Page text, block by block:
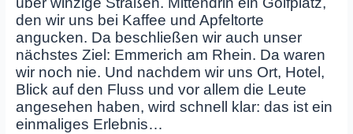
den wir uns bei Kaffee und Apfeltorte
angucken. Da beschließen wir auch unser
nächstes Ziel: Emmerich am Rhein. Da waren
wir noch nie. Und nachdem wir uns Ort, Hotel,
Blick auf den Fluss und vor allem die Leute
angesehen haben, wird schnell klar: das ist ein
einmaliges Erlebnis…